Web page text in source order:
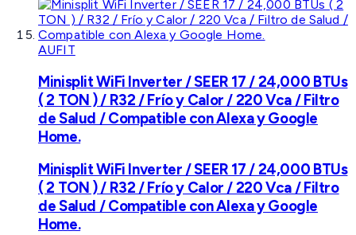
AUFIT
Minisplit WiFi Inverter / SEER 17 / 24,000 BTUs
( 2 TON ) / R32 / Frío y Calor / 220 Vca / Filtro
de Salud / Compatible con Alexa y Google
Home.
Minisplit WiFi Inverter / SEER 17 / 24,000 BTUs
( 2 TON ) / R32 / Frío y Calor / 220 Vca / Filtro
de Salud / Compatible con Alexa y Google
Home.